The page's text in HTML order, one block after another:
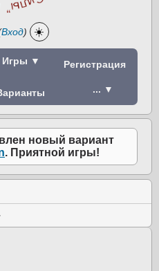
Вход) ☀️
Игры ▼ Регистрация
... ▼
новый вариант
. Приятной игры!